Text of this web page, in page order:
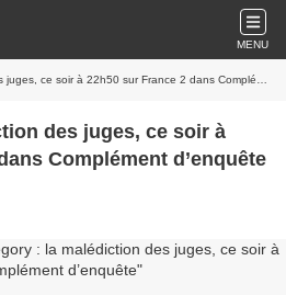
MENU
ce soir à 22h50 sur France 2 dans Complément d’enquête
des juges, ce soir à
Complément d’enquête